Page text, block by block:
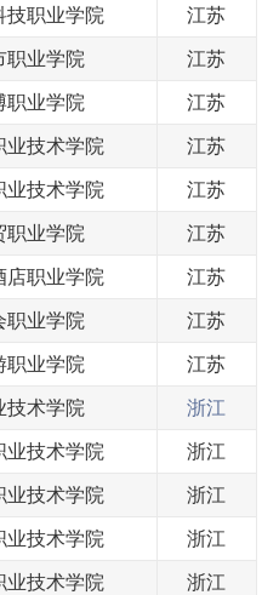
技职业学院
江苏
职业学院
江苏
职业学院
江苏
业技术学院
江苏
业技术学院
江苏
职业学院
江苏
店职业学院
江苏
职业学院
江苏
职业学院
江苏
技术学院
浙江
业技术学院
浙江
业技术学院
浙江
业技术学院
浙江
业技术学院
浙江